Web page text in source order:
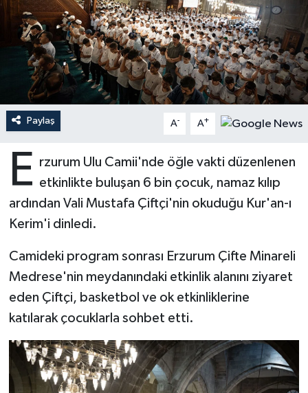
Paylaş A- A+
E rzurum Ulu Camii'nde öğle vakti düzenlenen
etkinlikte buluşan 6 bin çocuk, namaz kılıp
ardından Vali Mustafa Çiftçi'nin okuduğu Kur'an-ı
Kerim'i dinledi.
Camideki program sonrası Erzurum Çifte Minareli
Medrese'nin meydanındaki etkinlik alanını ziyaret
eden Çiftçi, basketbol ve ok etkinliklerine
katılarak çocuklarla sohbet etti.
Ardahan Müftülüğü
Artvin Müftülüğü
Aydın Müftülüğü
Balıkesir Müftülüğü
Bartın Müftülüğü
Batman Müftülüğü
Bilecik Müftülüğü
Bingöl Müftülüğü
Bitlis Müftülüğü
Bolu Müftülüğü
Kudüs
Kurban
Mukabele
Peygamberimizin Hayatı
Ramazan
Sahabeler
Hutbeler
DİYANET AKADEMİ
DİYANET GENÇLİK
DİYANET RADYO/TV
DEPREM
Dünya
Kültür-Sanat
Aile
Sağlık
Makaleler